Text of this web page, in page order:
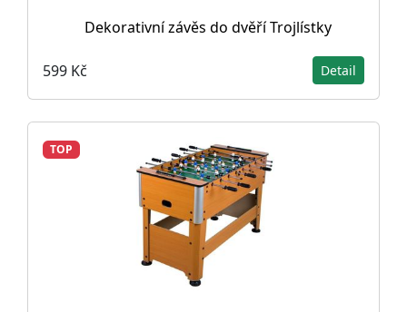
Dekorativní závěs do dvěří Trojlístky
599 Kč Detail
TOP